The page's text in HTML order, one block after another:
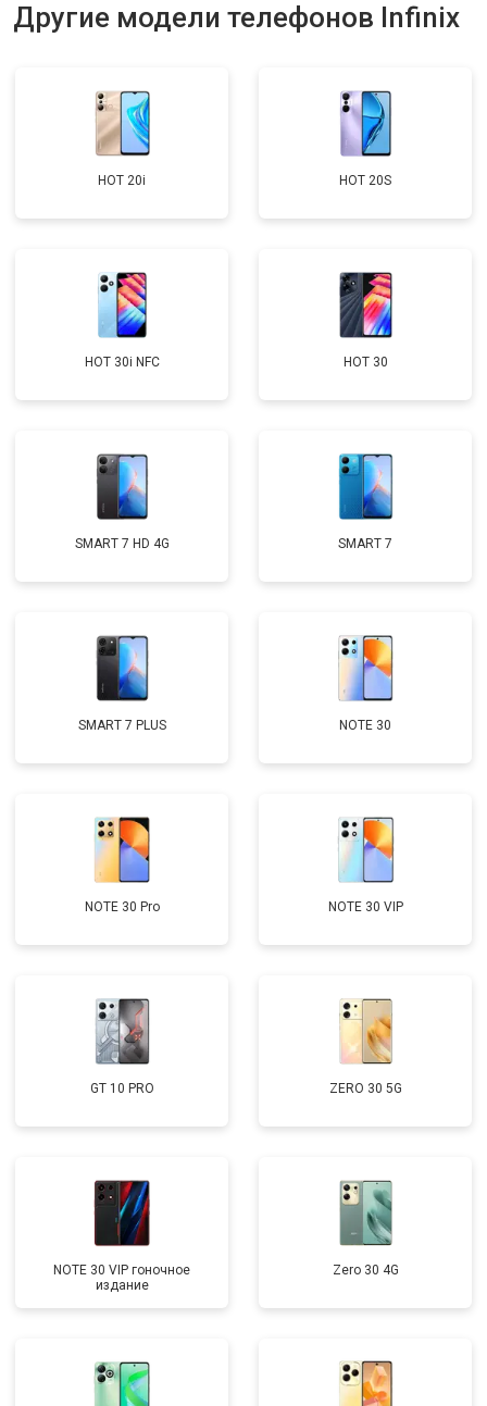
Другие модели телефонов Infinix
HOT 20i HOT 20S
HOT 30i NFC HOT 30
SMART 7 HD 4G SMART 7
SMART 7 PLUS NOTE 30
NOTE 30 Pro NOTE 30 VIP
GT 10 PRO ZERO 30 5G
NOTE 30 VIP гоночное
издание
Zero 30 4G